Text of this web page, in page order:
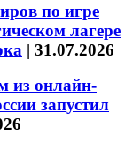
по игре
лагере
| 31.07.2026
из онлайн-
запустил